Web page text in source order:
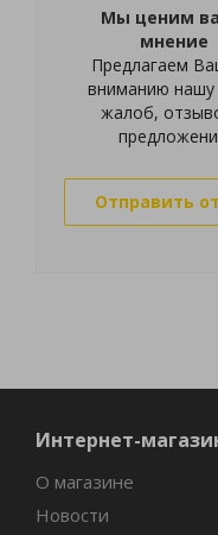
Мы ценим
мнение
Предлагаем
вниманию нашу
жалоб,
Отправить
Интернет-
О магазине
Новости